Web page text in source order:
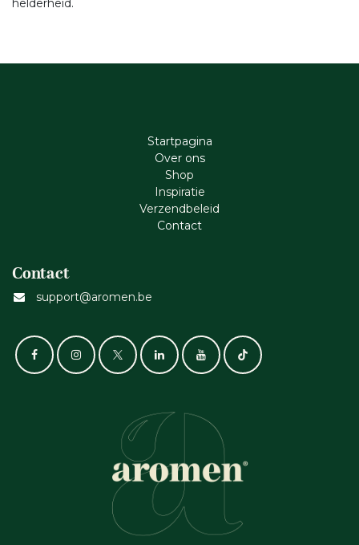
helderheid.
Startpagina
Ove​r​ ons
Shop
Inspiratie
Verzendbeleid
Cont​act
Contact
support@aromen.be